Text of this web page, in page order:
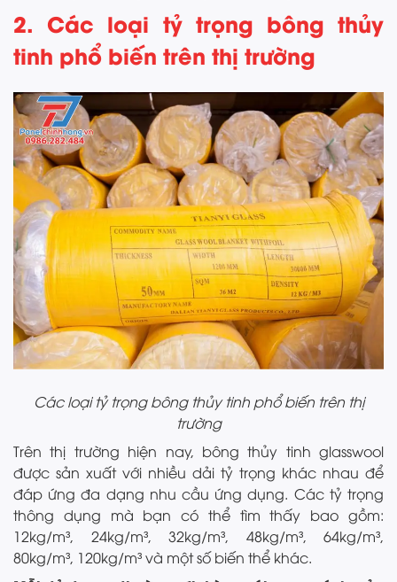
2. Các loại tỷ trọng bông thủy
tinh phổ biến trên thị trường
Các loại tỷ trọng bông thủy tinh phổ biến trên thị
trường
Trên thị trường hiện nay, bông thủy tinh glasswool
được sản xuất với nhiều dải tỷ trọng khác nhau để
đáp ứng đa dạng nhu cầu ứng dụng. Các tỷ trọng
thông dụng mà bạn có thể tìm thấy bao gồm:
12kg/m³, 24kg/m³, 32kg/m³, 48kg/m³, 64kg/m³,
80kg/m³, 120kg/m³ và một số biến thể khác.